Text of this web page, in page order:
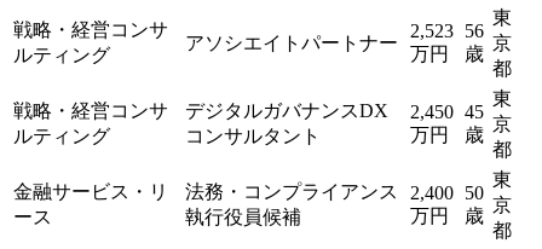
戦略・経営コンサ
ルティング
アソシエイトパートナー
2,523
万円
56
歳
東
京
都
戦略・経営コンサ
ルティング
デジタルガバナンスDX
コンサルタント
2,450
万円
45
歳
東
京
都
金融サービス・リ
ース
法務・コンプライアンス
執行役員候補
2,400
万円
50
歳
東
京
都